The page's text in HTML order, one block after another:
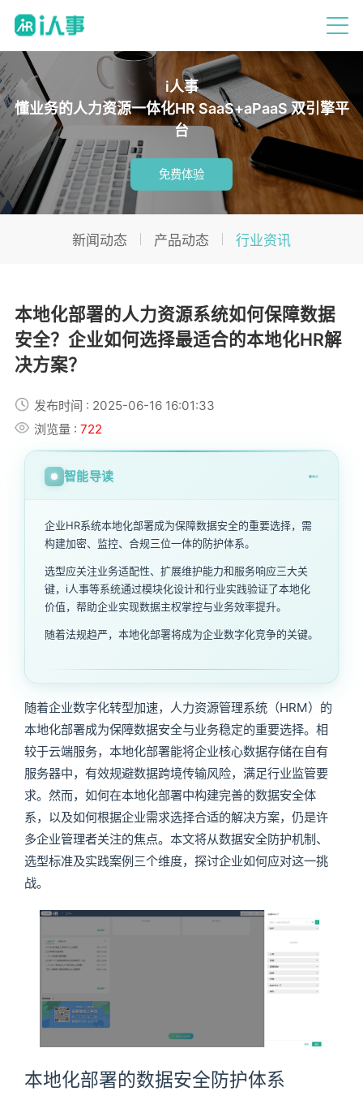
i人事
懂业务的人力资源一体化HR SaaS+aPaaS 双引擎平
台
免费体验
新闻动态 产品动态 行业资讯
本地化部署的人力资源系统如何保障数据
安全？企业如何选择最适合的本地化HR解
决方案？
发布时间 : 2025-06-16 16:01:33
浏览量 : 722
智能导读
企业HR系统本地化部署成为保障数据安全的重要选择，需
构建加密、监控、合规三位一体的防护体系。
选型应关注业务适配性、扩展维护能力和服务响应三大关
键，i人事等系统通过模块化设计和行业实践验证了本地化
价值，帮助企业实现数据主权掌控与业务效率提升。
随着法规趋严，本地化部署将成为企业数字化竞争的关键。
随着企业数字化转型加速，人力资源管理系统（HRM）的
本地化部署成为保障数据安全与业务稳定的重要选择。相
较于云端服务，本地化部署能将企业核心数据存储在自有
服务器中，有效规避数据跨境传输风险，满足行业监管要
求。然而，如何在本地化部署中构建完善的数据安全体
系，以及如何根据企业需求选择合适的解决方案，仍是许
多企业管理者关注的焦点。本文将从数据安全防护机制、
选型标准及实践案例三个维度，探讨企业如何应对这一挑
战。
本地化部署的数据安全防护体系